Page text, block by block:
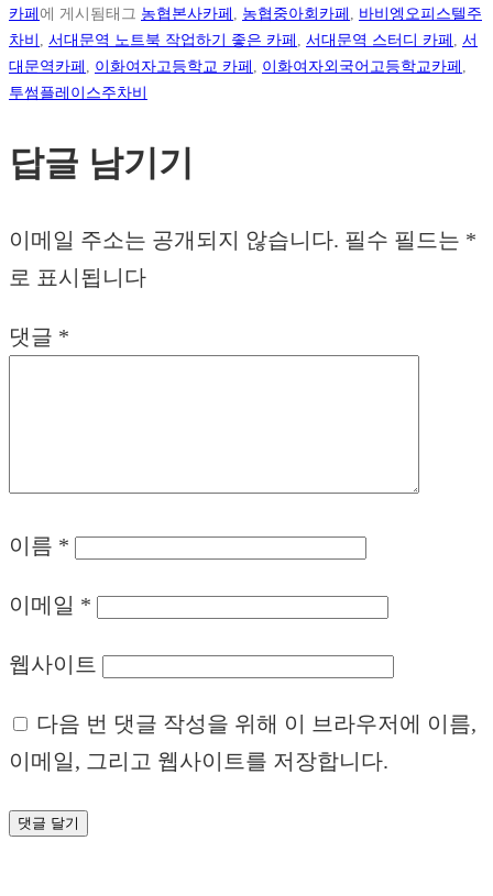
카페에 게시됨태그 농협본사카페, 농협중아회카페, 바비엥오피스텔주
차비, 서대문역 노트북 작업하기 좋은 카페, 서대문역 스터디 카페, 서
대문역카페, 이화여자고등학교 카페, 이화여자외국어고등학교카페,
투썸플레이스주차비
답글 남기기
이메일 주소는 공개되지 않습니다. 필수 필드는 *
로 표시됩니다
댓글 *
이름 *
이메일 *
웹사이트
다음 번 댓글 작성을 위해 이 브라우저에 이름,
이메일, 그리고 웹사이트를 저장합니다.